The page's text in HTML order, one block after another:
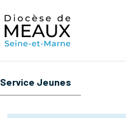
Service Jeunes